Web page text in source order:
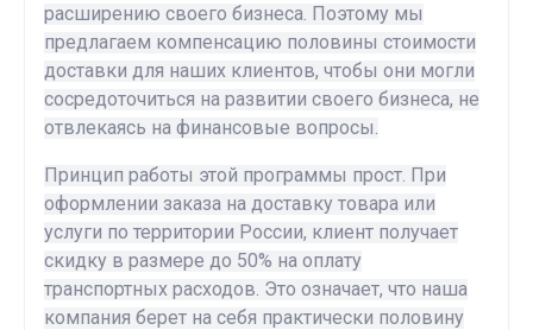
расширению своего бизнеса. Поэтому мы
предлагаем компенсацию половины стоимости
доставки для наших клиентов, чтобы они могли
сосредоточиться на развитии своего бизнеса, не
отвлекаясь на финансовые вопросы.
Принцип работы этой программы прост. При
оформлении заказа на доставку товара или
услуги по территории России, клиент получает
скидку в размере до 50% на оплату
транспортных расходов. Это означает, что наша
компания берет на себя практически половину